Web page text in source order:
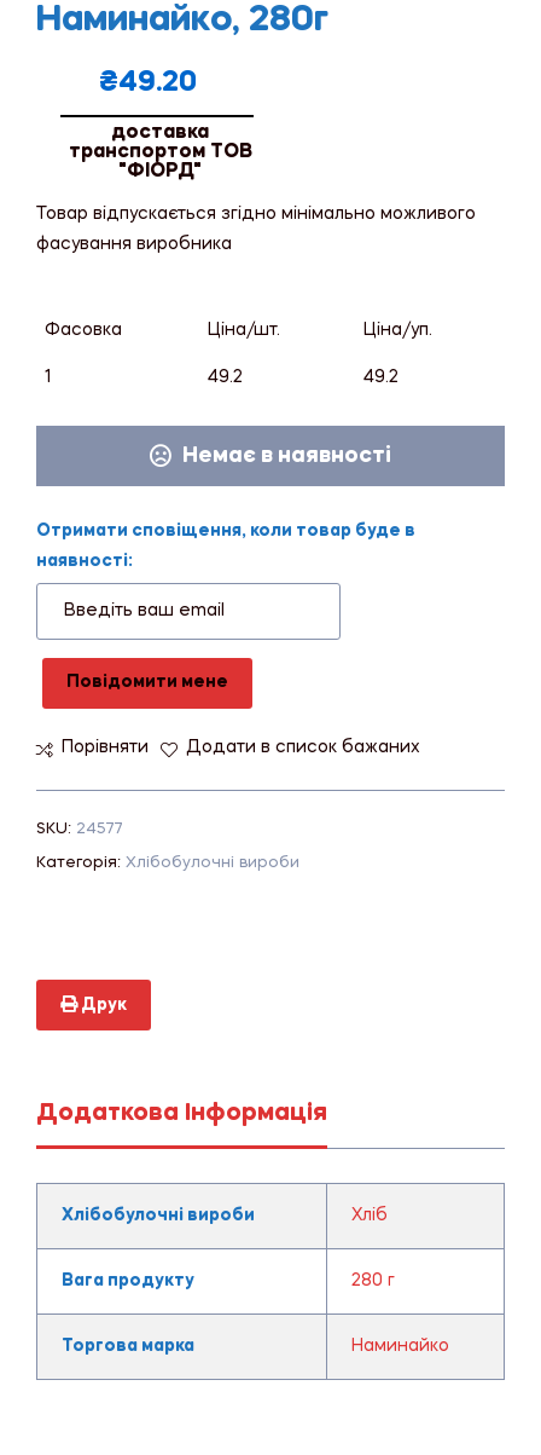
Наминайко, 280г
₴49.20
доставка
транспортом ТОВ
"ФІОРД"
Товар відпускається згідно мінімально можливого
фасування виробника
Фасовка Ціна/шт. Ціна/уп.
1 49.2 49.2
Немає в наявності
Отримати сповіщення, коли товар буде в
наявності:
Повідомити мене
Порівняти Додати в список бажаних
SKU: 24577
Категорія: Хлібобулочні вироби
Друк
Додаткова Інформація
Хлібобулочні вироби Хліб
Вага продукту 280 г
Торгова марка Наминайко